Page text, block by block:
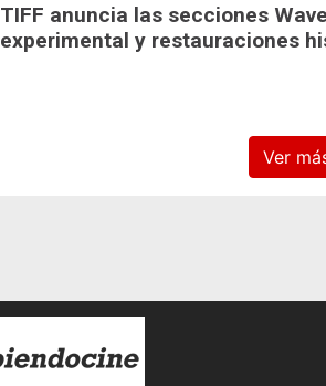
TIFF anuncia las secciones
experimental y restauraciones